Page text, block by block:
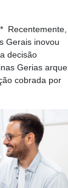
Recentemente,
Gerais inovou
decisão
Gerias arque
cobrada por